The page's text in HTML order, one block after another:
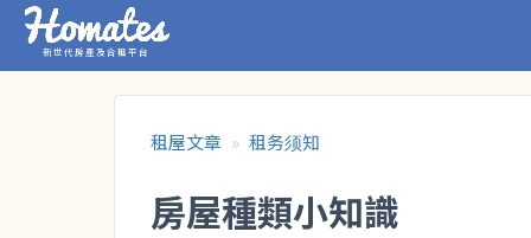
新世代房產及合租平台
租屋文章 租务须知
房屋種類小知識